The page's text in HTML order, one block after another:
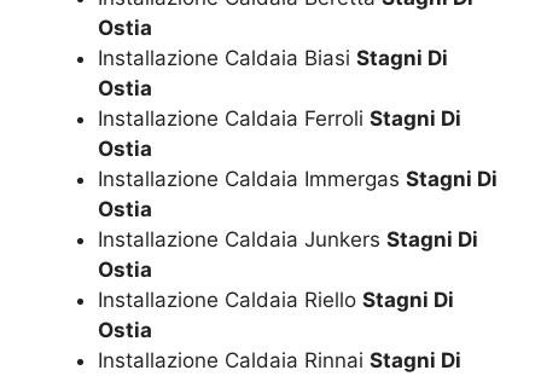
Ostia
Installazione Caldaia Biasi Stagni Di
Ostia
Installazione Caldaia Ferroli Stagni Di
Ostia
Installazione Caldaia Immergas Stagni Di
Ostia
Installazione Caldaia Junkers Stagni Di
Ostia
Installazione Caldaia Riello Stagni Di
Ostia
Installazione Caldaia Rinnai Stagni Di